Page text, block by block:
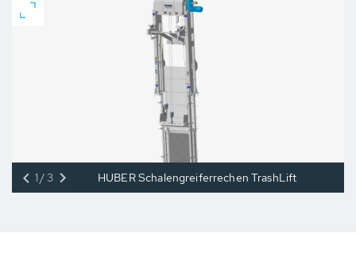
HUBER Schalengreiferrechen TrashLift
1/3